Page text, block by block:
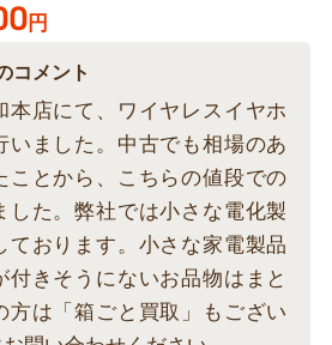
円
コメント
本店にて、ワイヤレスイヤホ
いました。中古でも相場のあ
ことから、こちらの値段での
した。弊社では小さな電化製
ております。小さな家電製品
付きそうにないお品物はまと
方は「箱ごと買取」もござい